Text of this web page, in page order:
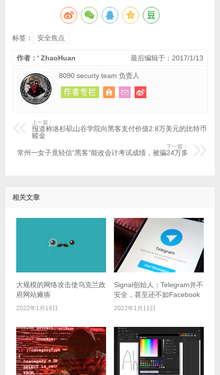
标签： 安全焦点
最后编辑于：2017/1/13
作者：' ZhaoHuan
8090 securty team 负责人
上一篇：
报道称洛杉矶山谷学院向黑客支付价值2.8万美元的比特币
赎金
下一篇：
常州一女子竟轻信“黑客”能改会计考试成绩，被骗24万多
相关文章
大规模的网络攻击使乌克兰政
府网站瘫痪
2022年1月19日
Signal创始人：Telegram并不
安全，甚至还不如Facebook
2022年1月11日